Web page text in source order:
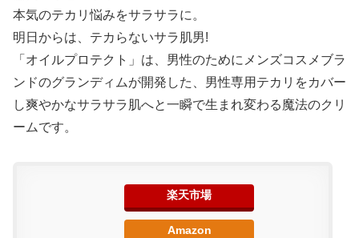
本気のテカリ悩みをサラサラに。
明日からは、テカらないサラ肌男!
「オイルプロテクト」は、男性のためにメンズコスメブラ
ンドのグランディムが開発した、男性専用テカリをカバー
し爽やかなサラサラ肌へと一瞬で生まれ変わる魔法のクリ
ームです。
楽天市場
Amazon